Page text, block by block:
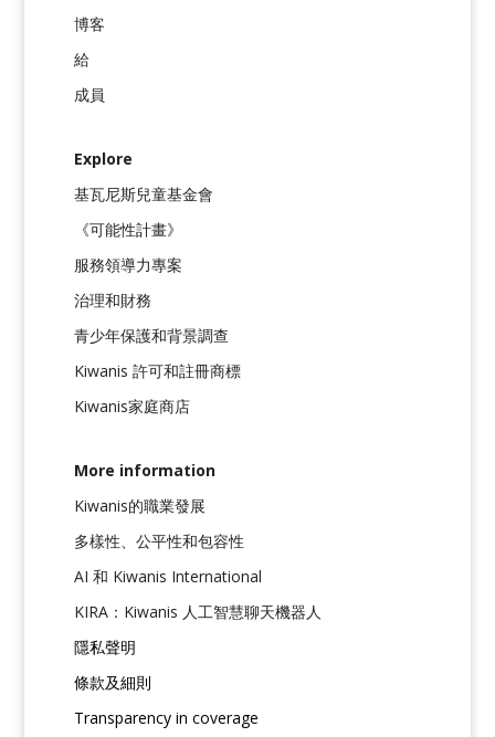
博客
給
成員
Explore
基瓦尼斯兒童基金會
《可能性計畫》
服務領導力專案
治理和財務
青少年保護和背景調查
Kiwanis 許可和註冊商標
Kiwanis家庭商店
More information
Kiwanis的職業發展
多樣性、公平性和包容性
AI 和 Kiwanis International
KIRA：Kiwanis 人工智慧聊天機器人
隱私聲明
條款及細則
Transparency in coverage